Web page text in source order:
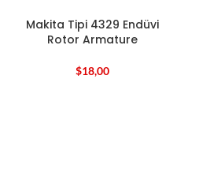
Makita Tipi 4329 Endüvi
Rotor Armature
$18,00